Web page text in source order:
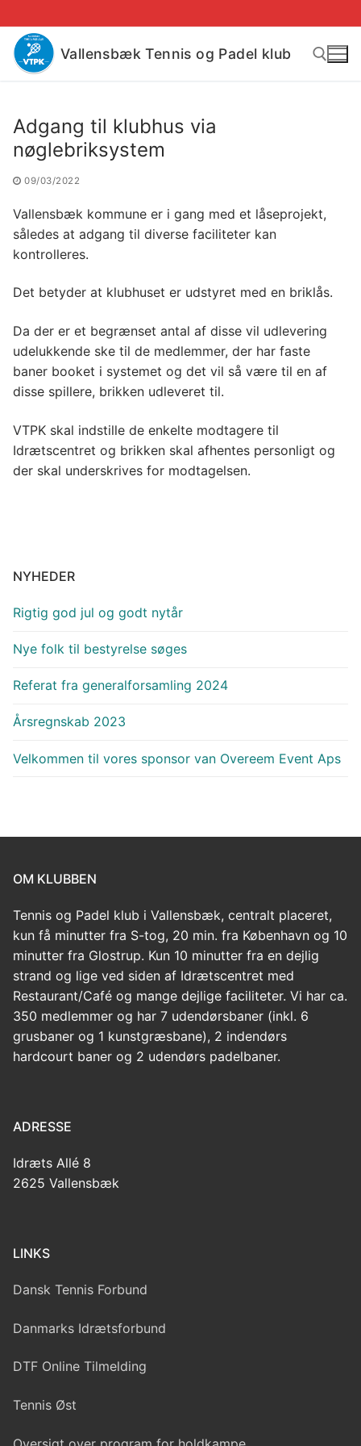
til
indhold
Vallensbæk Tennis og Padel klub
Søg efter:
Adgang til klubhus via
nøglebriksystem
09/03/2022
Vallensbæk kommune er i gang med et låseprojekt,
således at adgang til diverse faciliteter kan
kontrolleres.
Det betyder at klubhuset er udstyret med en briklås.
Da der er et begrænset antal af disse vil udlevering
udelukkende ske til de medlemmer, der har faste
baner booket i systemet og det vil så være til en af
disse spillere, brikken udleveret til.
VTPK skal indstille de enkelte modtagere til
Idrætscentret og brikken skal afhentes personligt og
der skal underskrives for modtagelsen.
NYHEDER
Rigtig god jul og godt nytår
Nye folk til bestyrelse søges
Referat fra generalforsamling 2024
Årsregnskab 2023
Velkommen til vores sponsor van Overeem Event Aps
OM KLUBBEN
Tennis og Padel klub i Vallensbæk, centralt placeret,
kun få minutter fra S-tog, 20 min. fra København og 10
minutter fra Glostrup. Kun 10 minutter fra en dejlig
strand og lige ved siden af Idrætscentret med
Restaurant/Café og mange dejlige faciliteter. Vi har ca.
350 medlemmer og har 7 udendørsbaner (inkl. 6
grusbaner og 1 kunstgræsbane), 2 indendørs
hardcourt baner og 2 udendørs padelbaner.
ADRESSE
Idræts Allé 8
2625 Vallensbæk
LINKS
Dansk Tennis Forbund
Danmarks Idrætsforbund
DTF Online Tilmelding
Tennis Øst